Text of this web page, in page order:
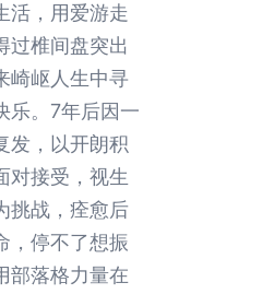
活，用爱游走
过椎间盘突出
崎岖人生中寻
乐。7年后因一
发，以开朗积
对接受，视生
挑战，痊愈后
，停不了想振
部落格力量在